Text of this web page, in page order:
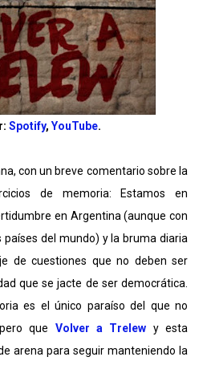
Spotify, YouTube.
con un breve comentario sobre la
de memoria: Estamos en
en Argentina (aunque con
países del mundo) y la bruma diaria
de cuestiones que no deben ser
que se jacte de ser democrática.
es el único paraíso del que no
que Volver a Trelew y esta
arena para seguir manteniendo la